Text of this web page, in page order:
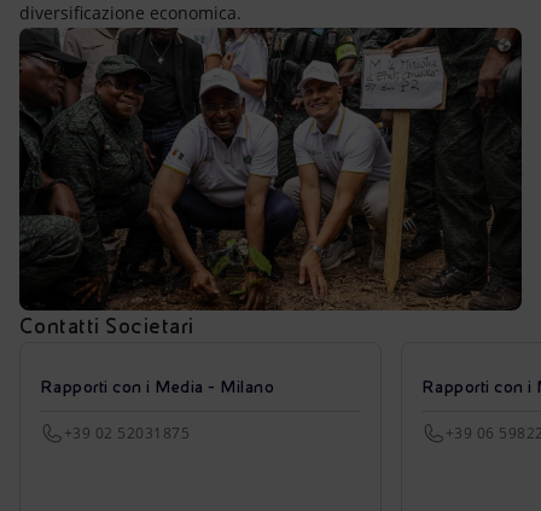
diversificazione economica.
Contatti Societari
Rapporti con i Media - Milano
+39 02 52031875
Rapporti con i
+39 06